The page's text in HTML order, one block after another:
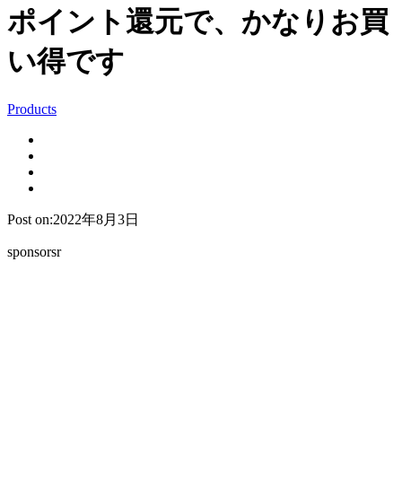
ポイント還元で、かなりお買
い得です
Products
Post on:2022年8月3日
sponsorsr